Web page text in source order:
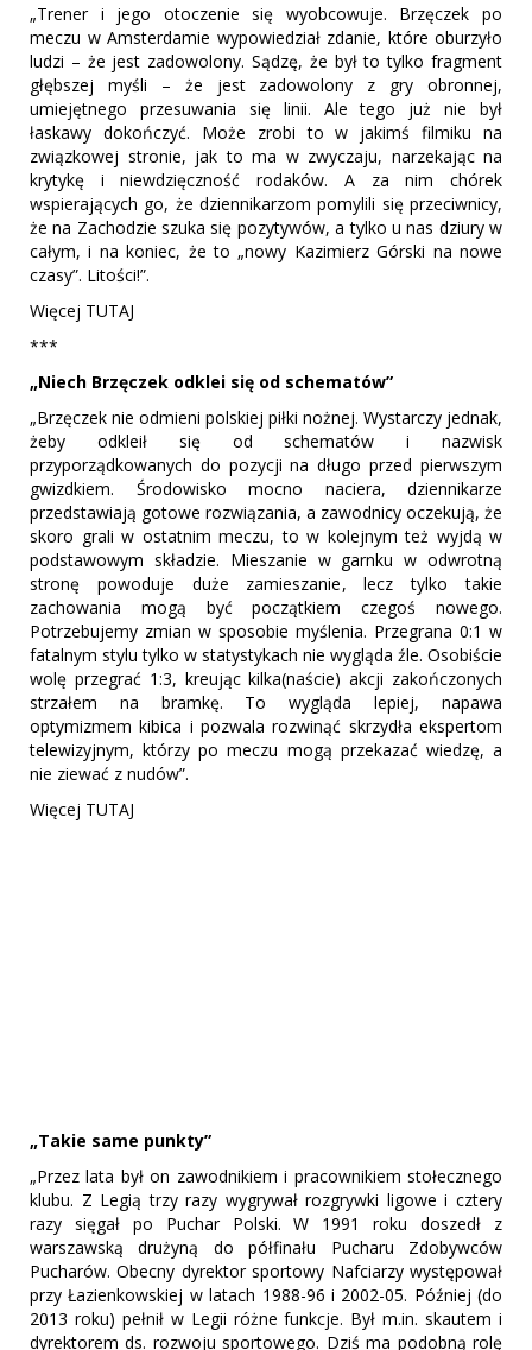
„Trener i jego otoczenie się wyobcowuje. Brzęczek po
meczu w Amsterdamie wypowiedział zdanie, które oburzyło
ludzi – że jest zadowolony. Sądzę, że był to tylko fragment
głębszej myśli – że jest zadowolony z gry obronnej,
umiejętnego przesuwania się linii. Ale tego już nie był
łaskawy dokończyć. Może zrobi to w jakimś filmiku na
związkowej stronie, jak to ma w zwyczaju, narzekając na
krytykę i niewdzięczność rodaków. A za nim chórek
wspierających go, że dziennikarzom pomylili się przeciwnicy,
że na Zachodzie szuka się pozytywów, a tylko u nas dziury w
całym, i na koniec, że to „nowy Kazimierz Górski na nowe
czasy”. Litości!”.
Więcej TUTAJ
***
„Niech Brzęczek odklei się od schematów”
„Brzęczek nie odmieni polskiej piłki nożnej. Wystarczy jednak,
żeby odkleił się od schematów i nazwisk
przyporządkowanych do pozycji na długo przed pierwszym
gwizdkiem. Środowisko mocno naciera, dziennikarze
przedstawiają gotowe rozwiązania, a zawodnicy oczekują, że
skoro grali w ostatnim meczu, to w kolejnym też wyjdą w
podstawowym składzie. Mieszanie w garnku w odwrotną
stronę powoduje duże zamieszanie, lecz tylko takie
zachowania mogą być początkiem czegoś nowego.
Potrzebujemy zmian w sposobie myślenia. Przegrana 0:1 w
fatalnym stylu tylko w statystykach nie wygląda źle. Osobiście
wolę przegrać 1:3, kreując kilka(naście) akcji zakończonych
strzałem na bramkę. To wygląda lepiej, napawa
optymizmem kibica i pozwala rozwinąć skrzydła ekspertom
telewizyjnym, którzy po meczu mogą przekazać wiedzę, a
nie ziewać z nudów”.
Więcej TUTAJ
„Takie same punkty”
„Przez lata był on zawodnikiem i pracownikiem stołecznego
klubu. Z Legią trzy razy wygrywał rozgrywki ligowe i cztery
razy sięgał po Puchar Polski. W 1991 roku doszedł z
warszawską drużyną do półfinału Pucharu Zdobywców
Pucharów. Obecny dyrektor sportowy Nafciarzy występował
przy Łazienkowskiej w latach 1988-96 i 2002-05. Później (do
2013 roku) pełnił w Legii różne funkcje. Był m.in. skautem i
dyrektorem ds. rozwoju sportowego. Dziś ma podobną rolę